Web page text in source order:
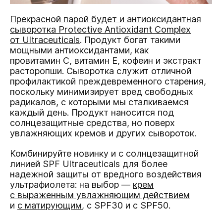
Прекрасной парой будет и антиоксидантная
сыворотка Protective Antioxidant Complex
от Ultraceuticals. Продукт богат такими
мощными антиоксидантами, как
провитамин С, витамин Е, кофеин и экстракт
расторопши. Сыворотка служит отличной
профилактикой преждевременного старения,
поскольку минимизирует вред свободных
радикалов, с которыми мы сталкиваемся
каждый день. Продукт наносится под
солнцезащитные средства, но поверх
увлажняющих кремов и других сывороток.
Комбинируйте новинку и с солнцезащитной
линией SPF Ultraceuticals для более
надежной защиты от вредного воздействия
ультрафиолета: на выбор — крем
с выраженным увлажняющим действием
и с матирующим, с SPF30 и c SPF50.